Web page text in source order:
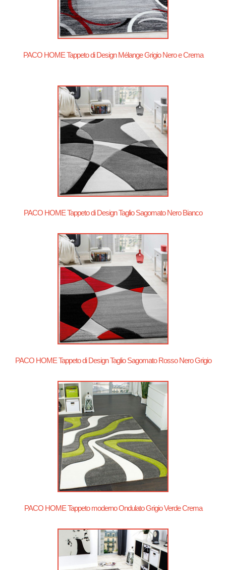
PACO HOME Tappeto di Design Mélange Grigio Nero e Crema
PACO HOME Tappeto di Design Taglio Sagomato Nero Bianco
PACO HOME Tappeto di Design Taglio Sagomato Rosso Nero Grigio
PACO HOME Tappeto moderno Ondulato Grigio Verde Crema